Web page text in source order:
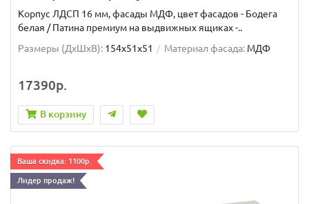
Корпус ЛДСП 16 мм, фасады МДФ, цвет фасадов - Бодега
белая / Патина премиум на выдвижных ящиках -..
Размеры (ДхШxВ): 154x51x51 Материал фасада: МДФ
17390р.
В корзину
Ваша скидка: 1100р.
Лидер продаж!